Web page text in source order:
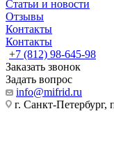
Статьи и новости
Отзывы
Контакты
Контакты
+7 (812) 98-645-98
Заказать звонок
Задать вопрос
info@mifrid.ru
г. Санкт-Петербург,